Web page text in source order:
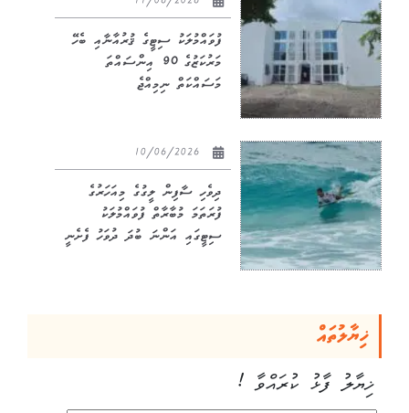
ފުވައްމުލަކު ސިޓީގެ ޤުރުއާނާއި ބެހޭ
މަރުކަޒުގެ 90 އިންސައްތަ
މަސައްކަތް ނިމިއްޖެ
ދިވެހި ސާފިން ލީގުގެ މިއަހަރުގެ
ފުރަތަމަ މުބާރާތް ފުވައްމުލަކު
ސިޓީގައި އަންނަ ބުދަ ދުވަހު ފެށެނީ
ޚިޔާލުތައް
ޚިޔާލު ފާޅު ކުރައްވާ !